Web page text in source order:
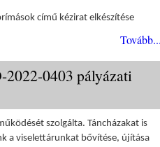
című kézirat elkészítése
0403 pályázati
szolgálta. Táncházakat is
a viselettárunkat bővítése, újítása